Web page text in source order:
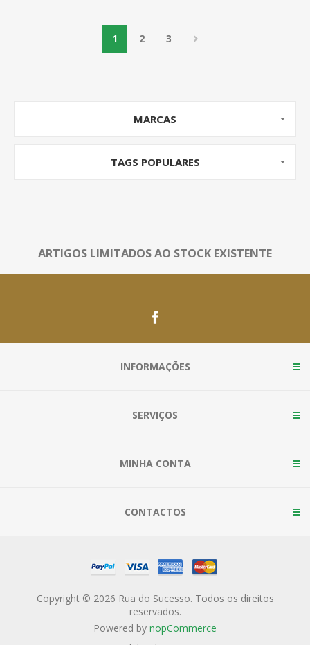
1 2 3
MARCAS
TAGS POPULARES
ARTIGOS LIMITADOS AO STOCK EXISTENTE
INFORMAÇÕES
SERVIÇOS
MINHA CONTA
CONTACTOS
Copyright © 2026 Rua do Sucesso. Todos os direitos
reservados.
Powered by nopCommerce